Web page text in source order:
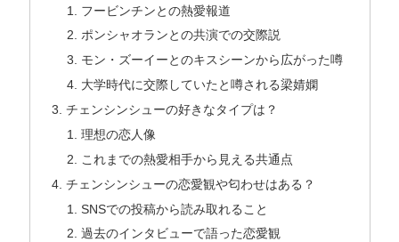
フービンチンとの熱愛報道
ポンシャオランとの共演での交際説
モン・ズーイーとのキスシーンから広がった噂
大学時代に交際していたと噂される梁婧嫻
チェンシンシューの好きなタイプは？
理想の恋人像
これまでの熱愛相手から見える共通点
チェンシンシューの恋愛観や匂わせはある？
SNSでの投稿から読み取れること
過去のインタビューで語った恋愛観